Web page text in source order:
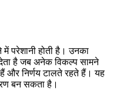
में परेशानी होती है। उनका
है जब अनेक विकल्प सामने
और निर्णय टालते रहते हैं। यह
बन सकता है।